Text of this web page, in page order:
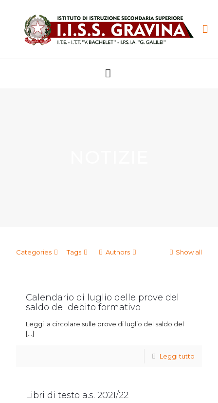
Categories Tags Authors Show all
Calendario di luglio delle prove del
saldo del debito formativo
Leggi la circolare sulle prove di luglio del saldo del
[…]
Leggi tutto
Libri di testo a.s. 2021/22